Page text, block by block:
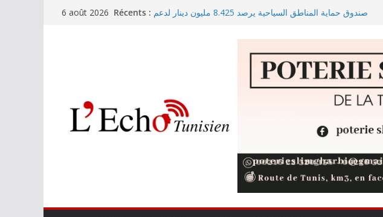
Passer6 août 2026 Récents : صندوق حماية المناطق السياحية يرصد 8.425 مليون دينار لدعم
Fonds détournés : Kaïs Saïed réaffirme la fermeté de l’État
Partenariat tuniso-thaïlandais : pour rééquilibrer les flux